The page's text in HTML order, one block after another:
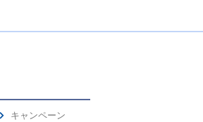
キャンペーン